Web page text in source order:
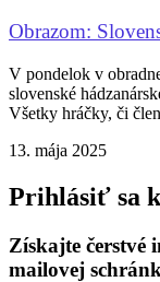
Obrazom:
V pondelok v
slovenské
Všetky hráčky, či
13. mája 2025
Prihlásiť sa
Získajte čerstvé
mailovej